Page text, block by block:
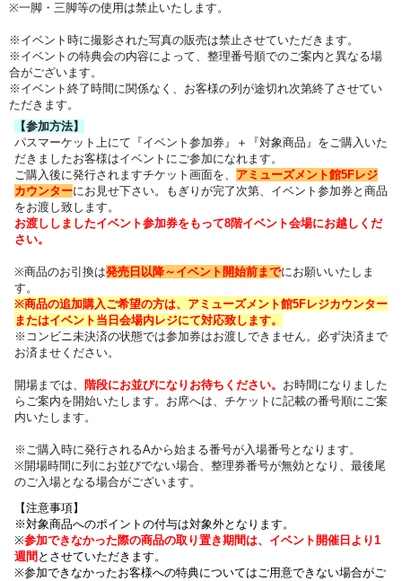
※一脚・三脚等の使用は禁止いたします。
※イベント時に撮影された写真の販売は禁止させていただきます。
※イベントの特典会の内容によって、整理番号順でのご案内と異なる場
合がございます。
※イベント終了時間に関係なく、お客様の列が途切れ次第終了させてい
ただきます。
【参加方法】
パスマーケット上にて『イベント参加券』＋『対象商品』をご購入いた
だきましたお客様はイベントにご参加になれます。
ご購入後に発行されますチケット画面を、 アミューズメント館5Fレジ
カウンターにお見せ下さい。
もぎりが完了次第、イベント参加券と商品
をお渡し致します。
お渡ししましたイベント参加券をもって8階イベント会場にお越しくだ
さい。
※商品のお引換は発売日以降～ イベント開始前までにお願いいたしま
す。
※商品の追加購入ご希望の方は、 アミューズメント館5Fレジカウンター
またはイベント当日会場内レジにて対応致します。
※コンビニ未決済の状態では参加券はお渡しできません。必ず決済まで
お済ませください。
開場までは、 階段にお並びになりお待ちください。 お時間になりました
らご案内を開始いたします。お席へは、チケットに記載の番号順にご案
内いたします 。
※ご購入時に発行されるAから始まる番号が入場番号となります。
※開場時間に列にお並びでない場合、整理券番号が無効となり、最後尾
のご入場となる場合がございます。
【注意事項】
※対象商品へのポイントの付与は対象外となります。
※参加できなかった際の商品の取り置き期間は、イベント開催日より1
週間 とさせていただきます。
※参加できなかったお客様への特典についてはご用意できない場合がご